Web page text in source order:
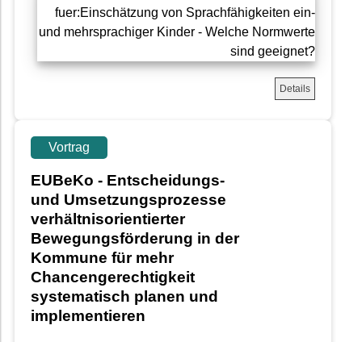
Details
Vortrag
EUBeKo - Entscheidungs-
und Umsetzungsprozesse
verhältnisorientierter
Bewegungsförderung in der
Kommune für mehr
Chancengerechtigkeit
systematisch planen und
implementieren